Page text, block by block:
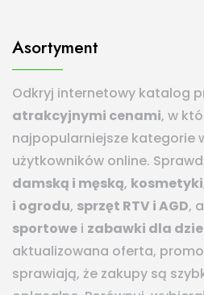
Asortyment
Odkryj internetowy katalog
atrakcyjnymi cenami, w
najpopularniejsze kategorie
użytkowników online.
damską i męską, kosmetyki
i ogrodu, sprzęt RTV i AGD,
sportowe i zabawki dla
aktualizowana oferta,
sprawiają, że zakupy są